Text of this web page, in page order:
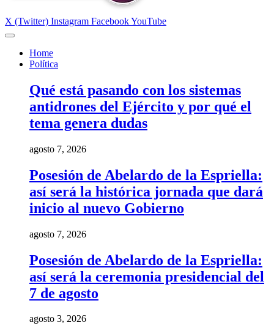
X (Twitter) Instagram FacebookYouTube
Home
Política
Qué está pasando con los sistemas
antidrones del Ejército y por qué el
tema genera dudas
agosto 7, 2026
Posesión de Abelardo de la Espriella:
así será la histórica jornada que dará
inicio al nuevo Gobierno
agosto 7, 2026
Posesión de Abelardo de la Espriella:
así será la ceremonia presidencial del
7 de agosto
agosto 3, 2026